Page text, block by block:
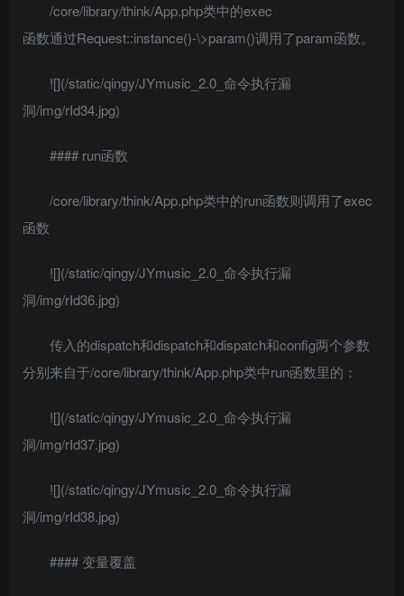
/core/library/think/App.php类中的exec
函数通过Request::instance()-\>param()调用了param函数。
![](/static/qingy/JYmusic_2.0_命令执行漏
洞/img/rId34.jpg)
#### run函数
/core/library/think/App.php类中的run函数则调用了exec
函数
![](/static/qingy/JYmusic_2.0_命令执行漏
洞/img/rId36.jpg)
传入的dispatch和dispatch和dispatch和config两个参数
分别来自于/core/library/think/App.php类中run函数里的：
![](/static/qingy/JYmusic_2.0_命令执行漏
洞/img/rId37.jpg)
![](/static/qingy/JYmusic_2.0_命令执行漏
洞/img/rId38.jpg)
#### 变量覆盖